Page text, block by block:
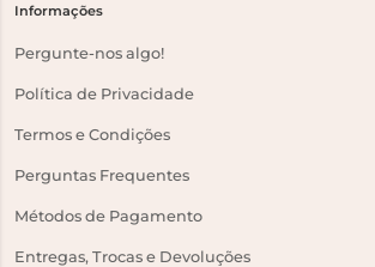
Informações
Pergunte-nos algo!
Política de Privacidade
Termos e Condições
Perguntas Frequentes
Métodos de Pagamento
Entregas, Trocas e Devoluções